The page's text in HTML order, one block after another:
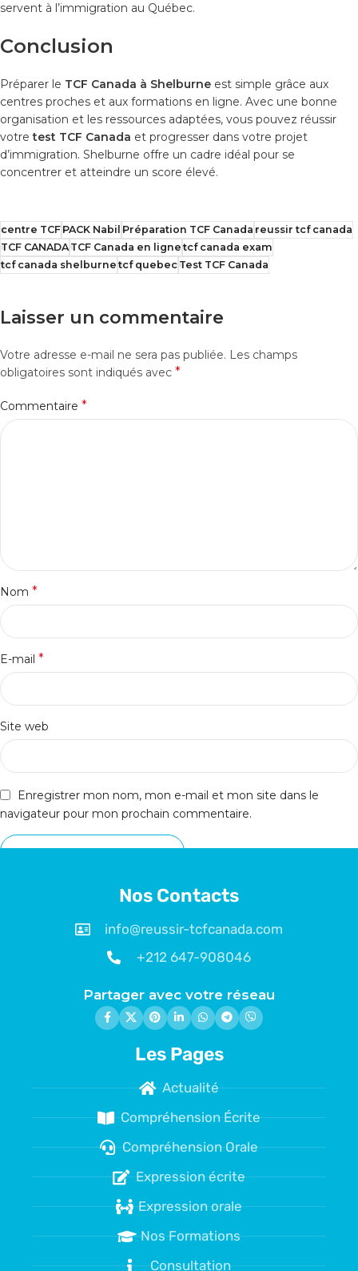
servent à l’immigration au Québec.
Conclusion
Préparer le TCF Canada à Shelburne est simple grâce aux
centres proches et aux formations en ligne. Avec une bonne
organisation et les ressources adaptées, vous pouvez réussir
votretest TCF Canada et progresser dans votre projet
d’immigration. Shelburne offre un cadre idéal pour se
concentrer et atteindre un score élevé.
centre TCFPACK Nabil Préparation TCF Canada reussir tcf canada
TCF CANADATCF Canada en ligne tcf canada exam
tcf canada shelburne tcf quebecTest TCF Canada
Laisser un commentaire
Votre adresse e-mail ne sera pas publiée. Les champs
obligatoires sont indiqués avec *
Commentaire *
Nom *
E-mail *
Site web
Enregistrer mon nom, mon e-mail et mon site dans le
navigateur pour mon prochain commentaire.
Nos Contacts
info@reussir-tcfcanada.com
+212 647-908046
Partager avec votre réseau
Les Pages
Actualité
Compréhension Écrite
Compréhension Orale
Expression écrite
Expression orale
Nos Formations
Consultation